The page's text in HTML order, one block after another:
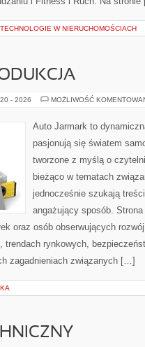
W NIERUCHOMOŚCIACH
- 2026 MOŻLIWOŚĆ
Auto Jarmark to
pasjonują się światem
tworzone z myślą o
bieżąco w tematach
jednocześnie szukają
angażujący sposób.
oraz osób obserwujących
trendach rynkowych,
zagadnieniach związanych […]